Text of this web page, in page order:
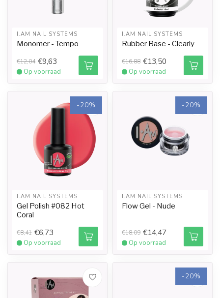
I.AM NAIL SYSTEMS
Monomer - Tempo
€12,04 €9,63
Op voorraad
I.AM NAIL SYSTEMS
Rubber Base - Clearly
€16,88 €13,50
Op voorraad
-20%
I.AM NAIL SYSTEMS
Gel Polish #082 Hot
Coral
€8,41 €6,73
Op voorraad
-20%
I.AM NAIL SYSTEMS
Flow Gel - Nude
€18,09 €14,47
Op voorraad
-20%